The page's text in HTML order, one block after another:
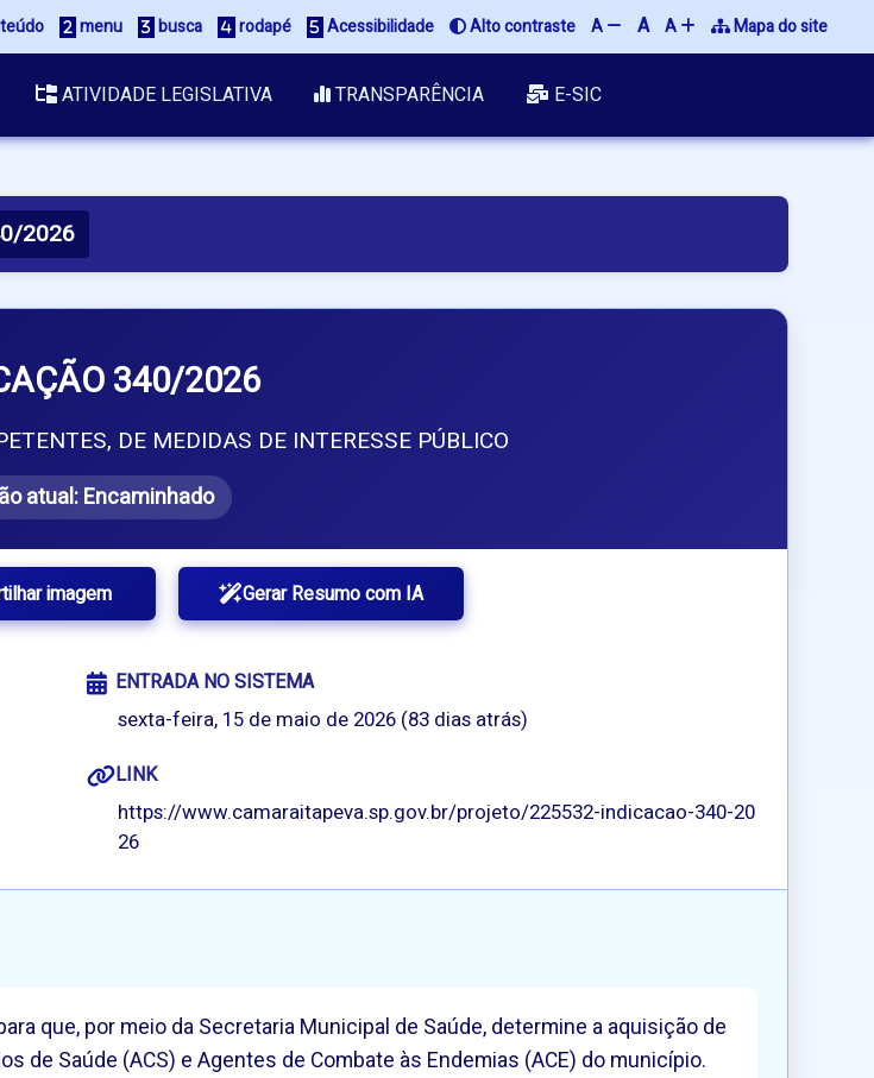
menu busca rodapé Acessibilidade Alto contraste A A A Mapa do site
ATIVIDADE LEGISLATIVA TRANSPARÊNCIA E-SIC
2026
340/2026
DE MEDIDAS DE INTERESSE PÚBLICO
atual:Encaminhado
imagem Gerar Resumo com IA
ENTRADA NO SISTEMA
sexta-feira, 15 de maio de 2026 (83 dias atrás)
LINK
https://www.camaraitapeva.sp.gov.br/projeto/225532-indicacao-340-20
26
que, por meio da Secretaria Municipal de Saúde, determine a aquisição de
Saúde (ACS) e Agentes de Combate às Endemias (ACE) do município.